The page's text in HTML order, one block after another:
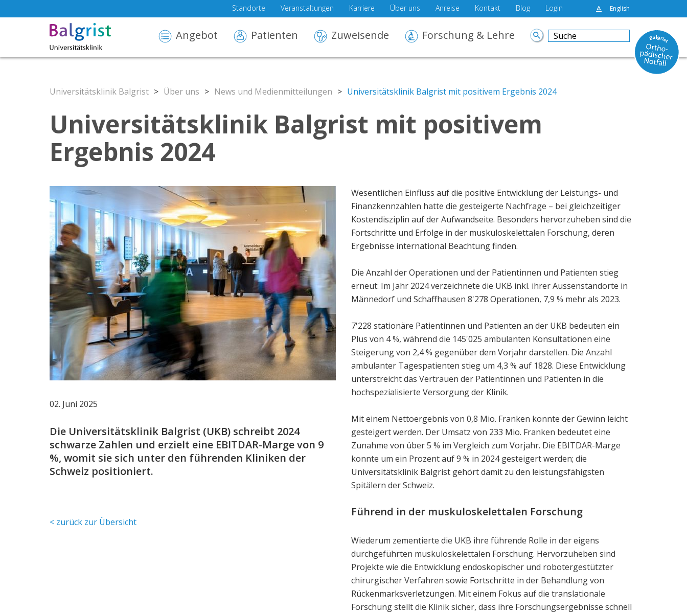
English
Standorte Veranstaltungen Karriere Über uns Anreise Kontakt Blog Login
Angebot Patienten Zuweisende Forschung & Lehre
Universitätsklinik Balgrist > Über uns > News und Medienmitteilungen > Universitätsklinik Balgrist mit positivem Ergebnis 2024
Universitätsklinik Balgrist mit positivem
Ergebnis 2024
02. Juni 2025
Die Universitätsklinik Balgrist (UKB) schreibt 2024
schwarze Zahlen und erzielt eine EBITDAR-Marge von 9
%, womit sie sich unter den führenden Kliniken der
Schweiz positioniert.
< zurück zur Übersicht
Wesentlichen Einfluss auf die positive Entwicklung der Leistungs- und
Finanzkennzahlen hatte die gesteigerte Nachfrage – bei gleichzeitiger
Kostendisziplin auf der Aufwandseite. Besonders hervorzuheben sind die
Fortschritte und Erfolge in der muskuloskelettalen Forschung, deren
Ergebnisse international Beachtung finden.
Die Anzahl der Operationen und der Patientinnen und Patienten stieg
erneut: Im Jahr 2024 verzeichnete die UKB inkl. ihrer Aussenstandorte in
Männedorf und Schaffhausen 8'278 Operationen, 7,9 % mehr als 2023.
7'228 stationäre Patientinnen und Patienten an der UKB bedeuten ein
Plus von 4 %, während die 145'025 ambulanten Konsultationen eine
Steigerung von 2,4 % gegenüber dem Vorjahr darstellen. Die Anzahl
ambulanter Tagespatienten stieg um 4,3 % auf 1828. Diese Entwicklung
unterstreicht das Vertrauen der Patientinnen und Patienten in die
hochspezialisierte Versorgung der Klinik.
Mit einem Nettoergebnis von 0,8 Mio. Franken konnte der Gewinn leicht
gesteigert werden. Der Umsatz von 233 Mio. Franken bedeutet eine
Zunahme von über 5 % im Vergleich zum Vorjahr. Die EBITDAR-Marge
konnte um ein Prozent auf 9 % in 2024 gesteigert werden; die
Universitätsklinik Balgrist gehört damit zu den leistungsfähigsten
Spitälern der Schweiz.
Führend in der muskuloskelettalen Forschung
Wiederum zementierte die UKB ihre führende Rolle in der eigens
durchgeführten muskuloskelettalen Forschung. Hervorzuheben sind
Projekte wie die Entwicklung endoskopischer und robotergestützter
chirurgischer Verfahren sowie Fortschritte in der Behandlung von
Rückenmarksverletzungen. Mit einem Fokus auf die translationale
Forschung stellt die Klinik sicher, dass ihre Forschungsergebnisse schnell